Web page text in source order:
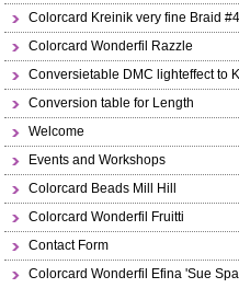
Colorcard Kreinik very fine Braid
Colorcard Wonderfil Razzle
Conversietable DMC lighteffect to
Conversion table for Length
Welcome
Events and Workshops
Colorcard Beads Mill Hill
Colorcard Wonderfil Fruitti
Contact Form
Colorcard Wonderfil Efina 'Sue